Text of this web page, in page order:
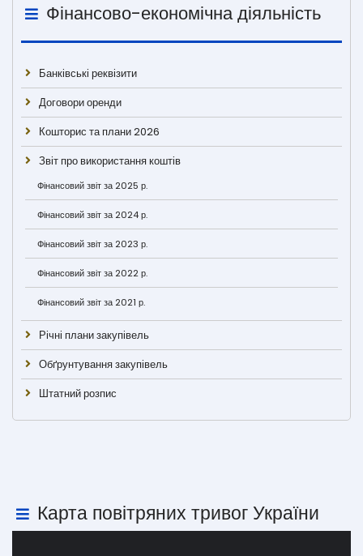
Фінансово-економічна діяльність
Банківські реквізити
Договори оренди
Кошторис та плани 2026
Звіт про використання коштів
Фінансовий звіт за 2025 р.
Фінансовий звіт за 2024 р.
Фінансовий звіт за 2023 р.
Фінансовий звіт за 2022 р.
Фінансовий звіт за 2021 р.
Річні плани закупівель
Обґрунтування закупівель
Штатний розпис
Карта повітряних тривог України